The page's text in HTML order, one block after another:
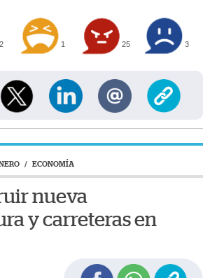
2 1 25 3
/ ECONOMÍA
nueva
y carreteras en